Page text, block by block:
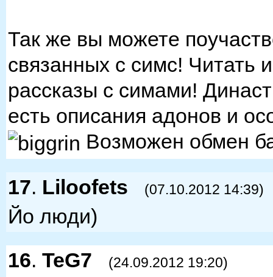
Так же вы можете
связанных с симс! Читать
рассказы с симами!
есть описания адонов и
Возможен обмен
17. Liloofets (07.10.2012 14:39)
Йо люди)
16. TeG7 (24.09.2012 19:20)